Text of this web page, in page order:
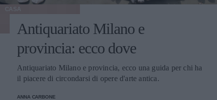
Antiquariato Milano e
provincia: ecco dove
Antiquariato Milano e provincia, ecco una guida per chi ha
il piacere di circondarsi di opere d'arte antica.
ANNA CARBONE